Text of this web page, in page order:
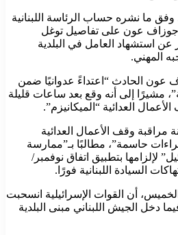
ما نشره حساب الرئاسة اللبنانية
عون على تفاصيل توغل
عن استشهاد العامل في البلدية
المهني.
عون الحادث “اعتداءً عدوانيًا ضمن
مشيرًا إلى أنه وقع بعد ساعات قليلة
العدائية “الميكانيزم”.
مراقبة وقف الأعمال العدائية
حاسمة”، مطالبًا بـ”ممارسة
لإلزامها بتطبيق اتفاق نوفمبر/
أن القوات الإسرائيلية انسحبت
دخل الجيش اللبناني مبنى البلدية